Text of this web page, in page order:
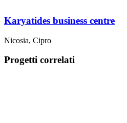
Karyatides business centre
Nicosia, Cipro
Progetti correlati